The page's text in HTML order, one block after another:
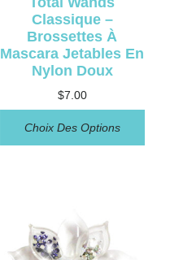
Classique –
Brossettes À
Mascara Jetables En
Nylon Doux
$7.00
Choix Des Options